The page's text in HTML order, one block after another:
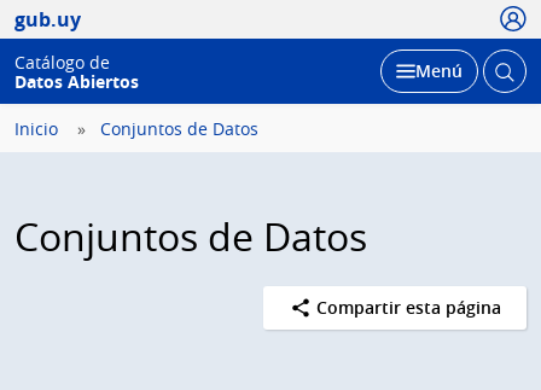
gub.uy
Catálogo de
Datos Abiertos
Desplegar
Menú Abrir
Inicio Conjuntos de Datos
Conjuntos de Datos
Compartir esta página